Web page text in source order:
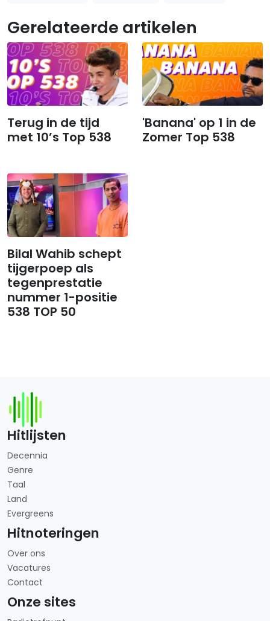
Gerelateerde artikelen
Terug in de tijd
met 10’s Top 538
'Banana' op 1 in de
Zomer Top 538
Bilal Wahib schept
tijgerpoep als
tegenprestatie
nummer 1-positie
538 TOP 50
Hitlijsten
Decennia
Genre
Taal
Land
Evergreens
Hitnoteringen
Over ons
Vacatures
Contact
Onze sites